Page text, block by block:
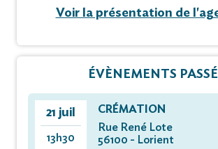
Voir la présentation de
ÉVÈNEMENTS
21 juil
13h30
CRÉMATION
Rue René Lote
56100 - Lorient